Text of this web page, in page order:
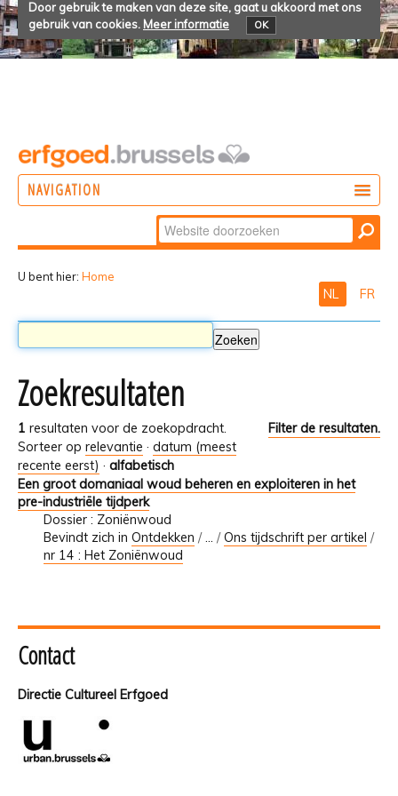
Door gebruik te maken van deze site, gaat u akkoord met ons
gebruik van cookies. Meer informatie OK
NAVIGATION
Zoek
Geavanceerd
U bent hier: Home
NL FR
Zoekresultaten
1 resultaten voor de zoekopdracht.
Filter de resultaten.
Sorteer op relevantie · datum (meest
recente eerst) · alfabetisch
Een groot domaniaal woud beheren en exploiteren in het
pre-industriële tijdperk
Dossier : Zoniënwoud
Bevindt zich in Ontdekken /… /Ons tijdschrift per artikel /
nr 14 : Het Zoniënwoud
Contact
Directie Cultureel Erfgoed